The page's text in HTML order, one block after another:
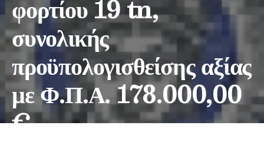
φορτίου 19 tn,
συνολικής
προϋπολογισθείσης αξίας
με Φ.Π.Α. 178.000,00
€